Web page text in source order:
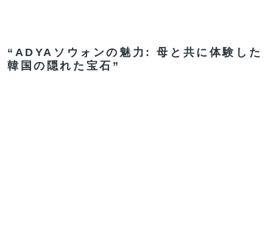
“ADYAソウォンの魅力: 母と共に体験した
韓国の隠れた宝石”